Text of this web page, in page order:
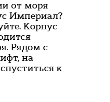
от моря
Империал?
Корпус
Рядом с
на
к